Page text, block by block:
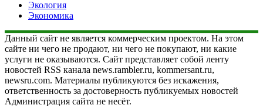
Экология
Экономика
Данный сайт не является коммерческим проектом. На этом
сайте ни чего не продают, ни чего не покупают, ни какие
услуги не оказываются. Сайт представляет собой ленту
новостей RSS канала news.rambler.ru, kommersant.ru,
newsru.com. Материалы публикуются без искажения,
ответственность за достоверность публикуемых новостей
Администрация сайта не несёт.